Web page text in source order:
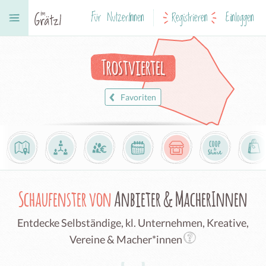
Für NutzerInnen Registrieren Einloggen
Trostviertel
Favoriten
Schaufenster vonAnbieter & MacherInnen
Entdecke Selbständige, kl. Unternehmen, Kreative,
Vereine & Macher*innen